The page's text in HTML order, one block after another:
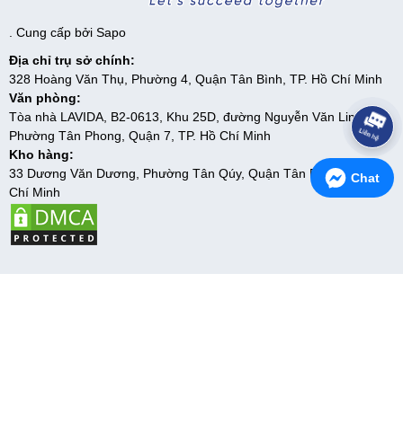
. Cung cấp bởi Sapo
Địa chỉ trụ sở chính:
328 Hoàng Văn Thụ, Phường 4, Quận Tân Bình, TP. Hồ Chí Minh
Văn phòng:
Tòa nhà LAVIDA, B2-0613, Khu 25D, đường Nguyễn Văn Linh,
Phường Tân Phong, Quận 7, TP. Hồ Chí Minh
Kho hàng:
33 Dương Văn Dương, Phường Tân Qúy, Quận Tân Phú, TP. Hồ
Chí Minh
Chat